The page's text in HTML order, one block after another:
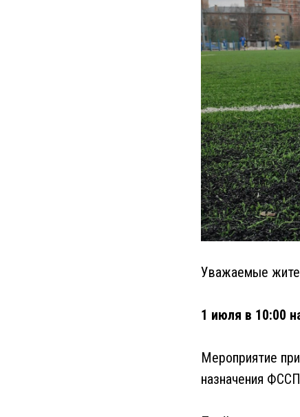
Уважаемые
1 июля в 10:00
Мероприятие
назначения